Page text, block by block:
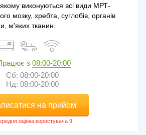
виконуються всі види МРТ-
мозку, хребта, суглобів, органів
м'яких тканин.
з 08:00-20:00
Сб: 08:00-20:00
Нд: 08:00-20:00
на прийом